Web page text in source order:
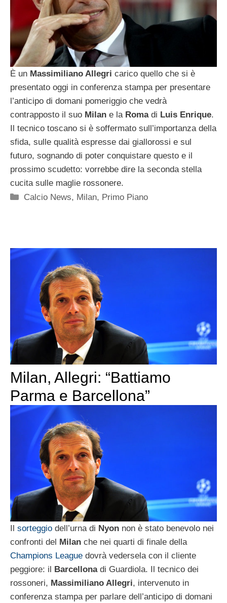
È un Massimiliano Allegri carico quello che si è
presentato oggi in conferenza stampa per presentare
l’anticipo di domani pomeriggio che vedrà
contrapposto il suo Milan e laRomadi Luis Enrique.
Il tecnico toscano si è soffermato sull’importanza della
sfida, sulle qualità espresse dai giallorossi e sul
futuro, sognando di poter conquistare questo e il
prossimo scudetto: vorrebbe dire la seconda stella
cucita sulle maglie rossonere.
Categorie
Calcio News, Milan, Primo Piano
Milan, Allegri: “Battiamo
Parma e Barcellona”
sorteggio dell’urna di Nyon non è stato benevolo nei
confronti del
Milan che nei quarti di finale della
Champions League dovrà vedersela con il cliente
peggiore: il
Barcellonadi Guardiola. Il tecnico dei
rossoneri, Massimiliano Allegri, intervenuto in
conferenza stampa per parlare dell’anticipo di domani